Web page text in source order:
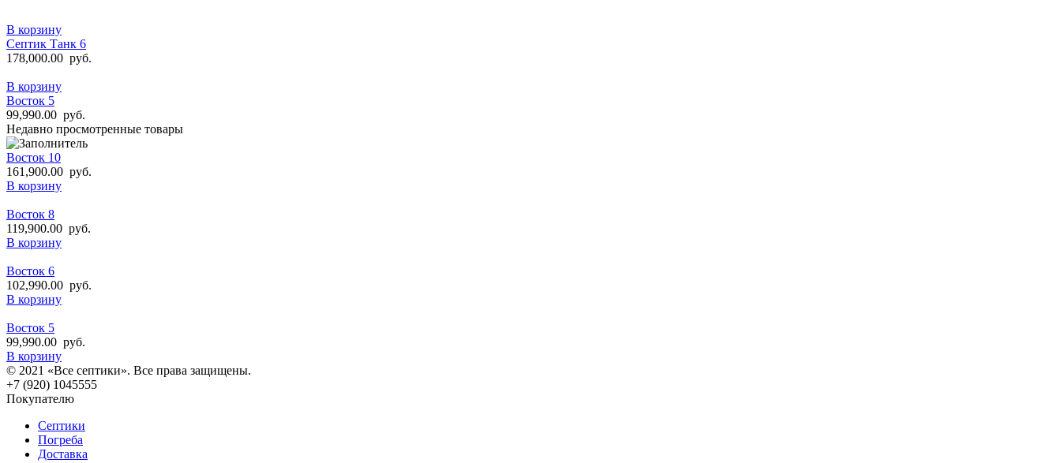
В корзину
Септик Танк 6
178,000.00 руб.
В корзину
Восток 5
99,990.00 руб.
Недавно просмотренные товары
Восток 10
161,900.00 руб.
В корзину
Восток 8
119,900.00 руб.
В корзину
Восток 6
102,990.00 руб.
В корзину
Восток 5
99,990.00 руб.
В корзину
© 2021 «Все септики». Все права защищены.
+7 (920) 1045555
Покупателю
Септики
Погреба
Доставка